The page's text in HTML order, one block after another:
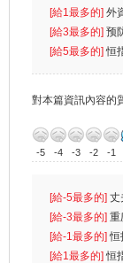
k）”项目
[給1最多的] 外
[給3最多的] 预
[給5最多的]恒
對本篇資訊內容的
-5 -4 -3 -2 -1
[給-5最多的] 丈
先
[給-3最多的] 重
[給-1最多的]恒
無
[給1最多的]恒